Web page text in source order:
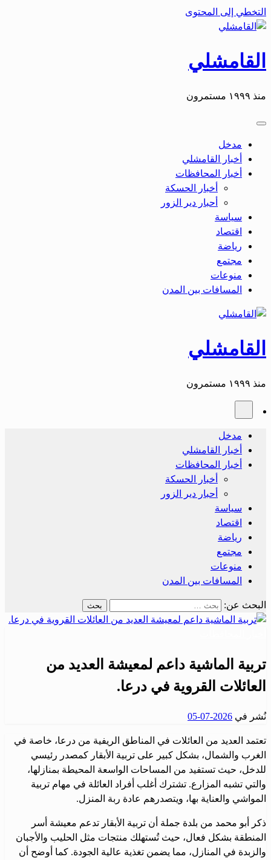
التخطي إلى المحتوى
القامشلي
منذ ١٩٩٩ مستمرون
مدخل
أخبار القامشلي
أخبار المحافظات
أخبار الحسكة
أحبار دير الزور
سياسة
اقتصاد
رياضة
مجتمع
منوعات
المسافات بين المدن
القامشلي
منذ ١٩٩٩ مستمرون
مدخل
أخبار القامشلي
أخبار المحافظات
أخبار الحسكة
أحبار دير الزور
سياسة
اقتصاد
رياضة
مجتمع
منوعات
المسافات بين المدن
البحث عن:
تربية الماشية داعم لمعيشة العديد من
العائلات القروية في درعا.
نُشر في 2026-07-05
تعتمد العديد من العائلات في المناطق الريفية من درعا، خاصة في
الغرب والشمال، بشكل كبير على تربية الأبقار كمصدر رئيسي
للدخل، حيث تستفيد من المساحات الواسعة المحيطة بمنازلها،
والتي تشبه المزارع. تشترك أغلب أفراد العائلة في مهام تربية
المواشي والعناية بها، ويتصدرهم عادة ربة المنزل.
ذكر أبو محمد من بلدة جملة أن تربية الأبقار تدعم معيشة أسر
المنطقة بشكل فعال، حيث تُستهلك منتجات مثل الحليب والأجبان
والزبدة في المنازل، مما يضمن تغذية عالية الجودة. كما أوضح أن